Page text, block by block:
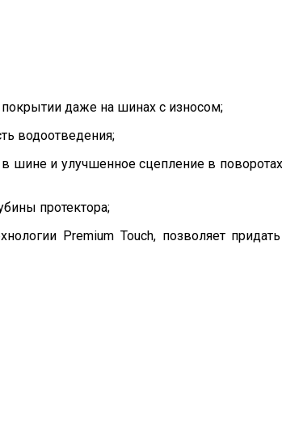
даже на шинах с износом;
водоотведения;
шине и улучшенное сцепление в
протектора;
Premium Touch, позволяет